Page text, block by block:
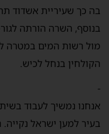
כך שעיריית אשדוד
השרה הורתה
רשות המים במטרה
בנחל לכיש.
נמשיך לעבוד
למען ישראל נקייה.